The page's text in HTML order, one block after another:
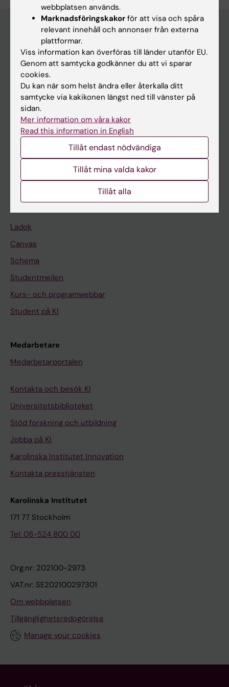
Huvudmeny
Utbildning
Forskarutbildning
Forskning
Om KI
Kalender
Student
Ladok
Canvas
Schema
Studentmejlen
Kurs- och programwebbar
Student på KI
Medarbetare
Medarbetarportalen
Kontakta och besök KI
Universitetsbiblioteket
Stöd forskning och utbildning
Jobba på KI
Karolinska Institutet Innovation
Kontakta presstjänsten
Karolinska Institutet
171 77 Stockholm
Tel: 08-524 800 00
Org.nr: 202100-2973
VAT.nr: SE202100297301
Om webbplatsen
Tillgänglighetsredogörelse
Manage your cookies
webbplatsen används.
Marknadsföringskakor för att visa och spåra
relevant innehåll och annonser från externa
plattformar.
Viss information kan överföras till länder utanför EU.
Genom att samtycka godkänner du att vi sparar
cookies.
Du kan när som helst ändra eller återkalla ditt
samtycke via kakikonen längst ned till vänster på
sidan.
Mer information om våra kakor
Read this information in English
Tillåt endast nödvändiga
Tillåt mina valda kakor
Tillåt alla